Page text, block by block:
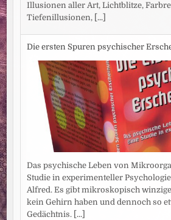
Illusionen aller Art, Lichtblitze,
Tiefenillusionen, [...]
Die ersten Spuren psychischer
Das psychische Leben von
Studie in experimenteller
Alfred. Es gibt mikroskopisch
kein Gehirn haben und dennoch so
Gedächtnis. [...]